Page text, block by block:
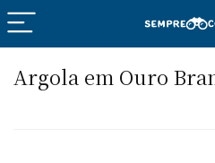
Argola em Ouro